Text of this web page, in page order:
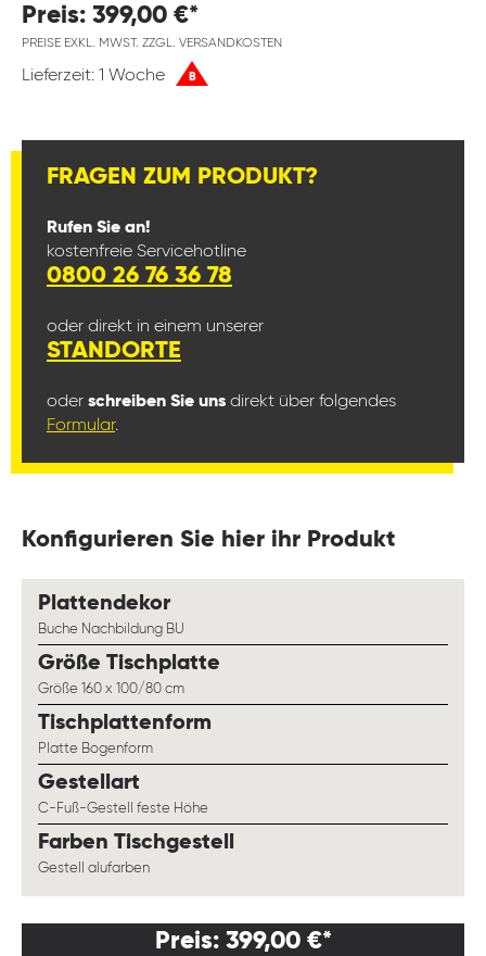
Preis: 399,00 €*
PREISE EXKL. MWST. ZZGL. VERSANDKOSTEN
Lieferzeit: 1 Woche B
FRAGEN ZUM PRODUKT?
Rufen Sie an!
kostenfreie Servicehotline
0800 26 76 36 78
oder direkt in einem unserer
STANDORTE
oder schreiben Sie uns direkt über folgendes
Formular.
Konfigurieren Sie hier ihr Produkt
Plattendekorauswählen
Buche Nachbildung BU
Größe Tischplatte
Größe 160 x 100/80 cm
Tischplattenform
Platte Bogenform
Gestellart
C-Fuß-Gestell feste Höhe
Farben Tischgestell
Gestell alufarben
Preis: 399,00 €*